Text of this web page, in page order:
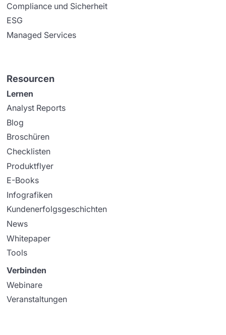
Compliance und Sicherheit
ESG
Managed Services
Resourcen
Lernen
Analyst Reports
Blog
Broschüren
Checklisten
Produktflyer
E-Books
Infografiken
Kundenerfolgsgeschichten
News
Whitepaper
Tools
Verbinden
Webinare
Veranstaltungen